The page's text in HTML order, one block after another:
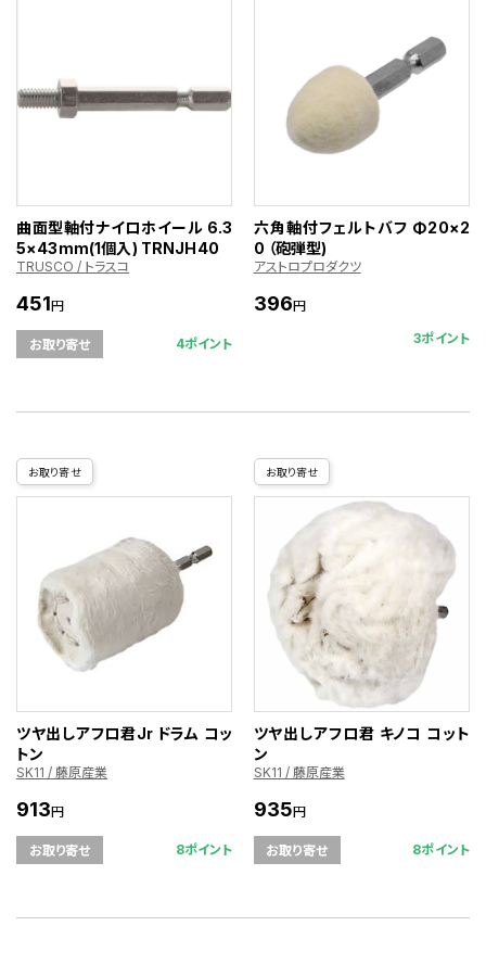
曲面型軸付ナイロホイール 6.3
5×43mm(1個入) TRNJH40
TRUSCO / トラスコ
451円
お取り寄せ 4ポイント
六角軸付フェルトバフ Φ20×2
0 （砲弾型)
アストロプロダクツ
396円
3ポイント
お取り寄せ
ツヤ出しアフロ君Jr ドラム コッ
トン
SK11 / 藤原産業
913円
お取り寄せ 8ポイント
お取り寄せ
ツヤ出しアフロ君 キノコ コット
ン
SK11 / 藤原産業
935円
お取り寄せ 8ポイント